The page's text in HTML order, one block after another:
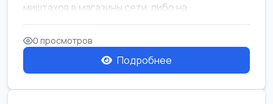
миштахов в магазины сети, либо на...
0 просмотров
Подробнее